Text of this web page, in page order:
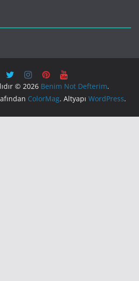
© 2026 Benim Not Defterim.
ColorMag. Altyapı WordPress.